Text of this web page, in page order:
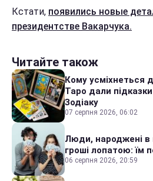
Кстати, появились новые
президентстве Вакарчука.
Читайте також
Кому усміхнеться
Таро дали підказки
Зодіаку
07 серпня 2026, 06:02
Люди, народжені в
гроші лопатою: їм
06 серпня 2026, 20:59